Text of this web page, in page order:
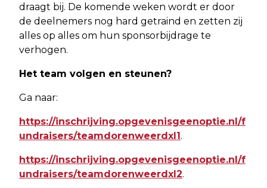
draagt bij. De komende weken wordt er door
de deelnemers nog hard getraind en zetten zij
alles op alles om hun sponsorbijdrage te
verhogen.
Het team volgen en steunen?
Ga naar:
https://inschrijving.opgevenisgeenoptie.nl/f
undraisers/teamdorenweerdxl1.
https://inschrijving.opgevenisgeenoptie.nl/f
undraisers/teamdorenweerdxl2.